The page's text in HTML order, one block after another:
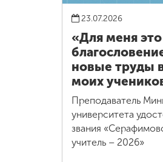
23.07.2026
«Для меня это
новые труды
моих
Преподаватель
университета
звания
учитель – 2026»